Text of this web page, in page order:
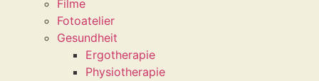
Filme
Fotoatelier
Gesundheit
Ergotherapie
Physiotherapie